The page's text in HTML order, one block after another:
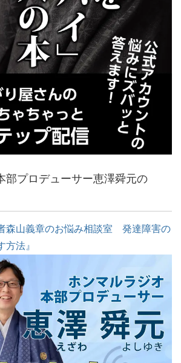
部プロデューサー恵澤舜元の
森山義章のお悩み相談室 発達障害の
方法』